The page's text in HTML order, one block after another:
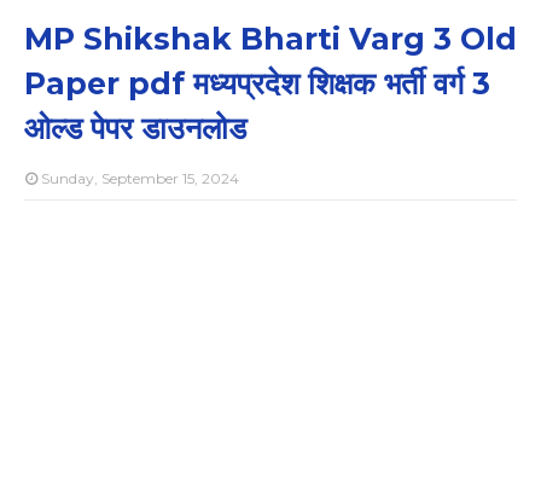
MP Shikshak Bharti Varg 3 Old
Paper pdf मध्यप्रदेश शिक्षक भर्ती वर्ग 3
ओल्ड पेपर डाउनलोड
Sunday, September 15, 2024